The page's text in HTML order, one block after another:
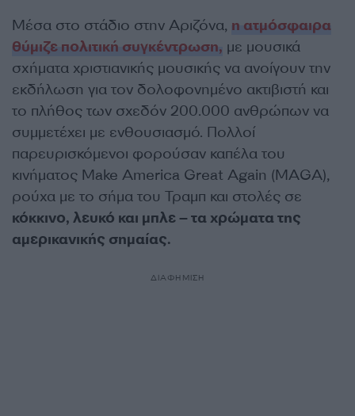
Μέσα στο στάδιο στην Αριζόνα, η ατμόσφαιρα
θύμιζε πολιτική συγκέντρωση, με μουσικά
σχήματα χριστιανικής μουσικής να ανοίγουν την
εκδήλωση για τον δολοφονημένο ακτιβιστή και
το πλήθος των σχεδόν 200.000 ανθρώπων να
συμμετέχει με ενθουσιασμό. Πολλοί
παρευρισκόμενοι φορούσαν καπέλα του
κινήματος Make America Great Again (MAGA),
ρούχα με το σήμα του Τραμπ και στολές σε
κόκκινο, λευκό και μπλε – τα χρώματα της
αμερικανικής σημαίας.
ΔΙΑΦΗΜΙΣΗ